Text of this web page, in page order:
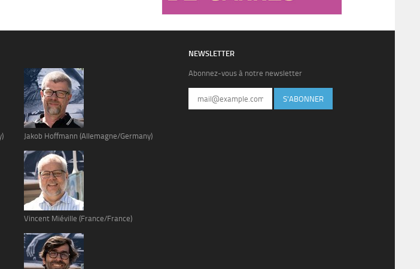
Jakob Hoffmann (Allemagne/Germany)
Vincent Miéville (France/France)
NEWSLETTER
Abonnez-vous à notre newsletter
S'ABONNER